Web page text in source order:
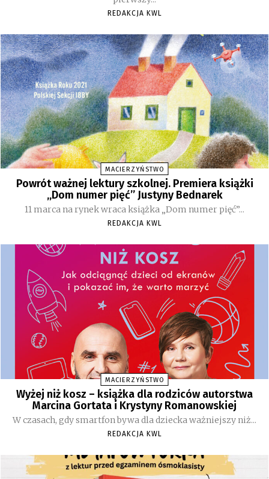
REDAKCJA KWL
MACIERZYŃSTWO
Powrót ważnej lektury szkolnej. Premiera książki
„Dom numer pięć” Justyny Bednarek
11 marca na rynek wraca książka „Dom numer pięć”...
REDAKCJA KWL
MACIERZYŃSTWO
Wyżej niż kosz – książka dla rodziców autorstwa
Marcina Gortata i Krystyny Romanowskiej
W czasach, gdy smartfon bywa dla dziecka ważniejszy niż...
REDAKCJA KWL